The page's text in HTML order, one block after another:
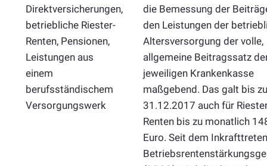
Direktversicherungen,
betriebliche Riester-
Renten, Pensionen,
Leistungen aus
einem
berufsständischem
Versorgungswerk
die Bemessung der
den Leistungen der
Altersversorgung der volle,
allgemeine Beitragssatz
jeweiligen Krankenkasse
maßgebend. Das galt bis
31.12.2017 auch für
Renten bis zu monatlich
Euro. Seit dem